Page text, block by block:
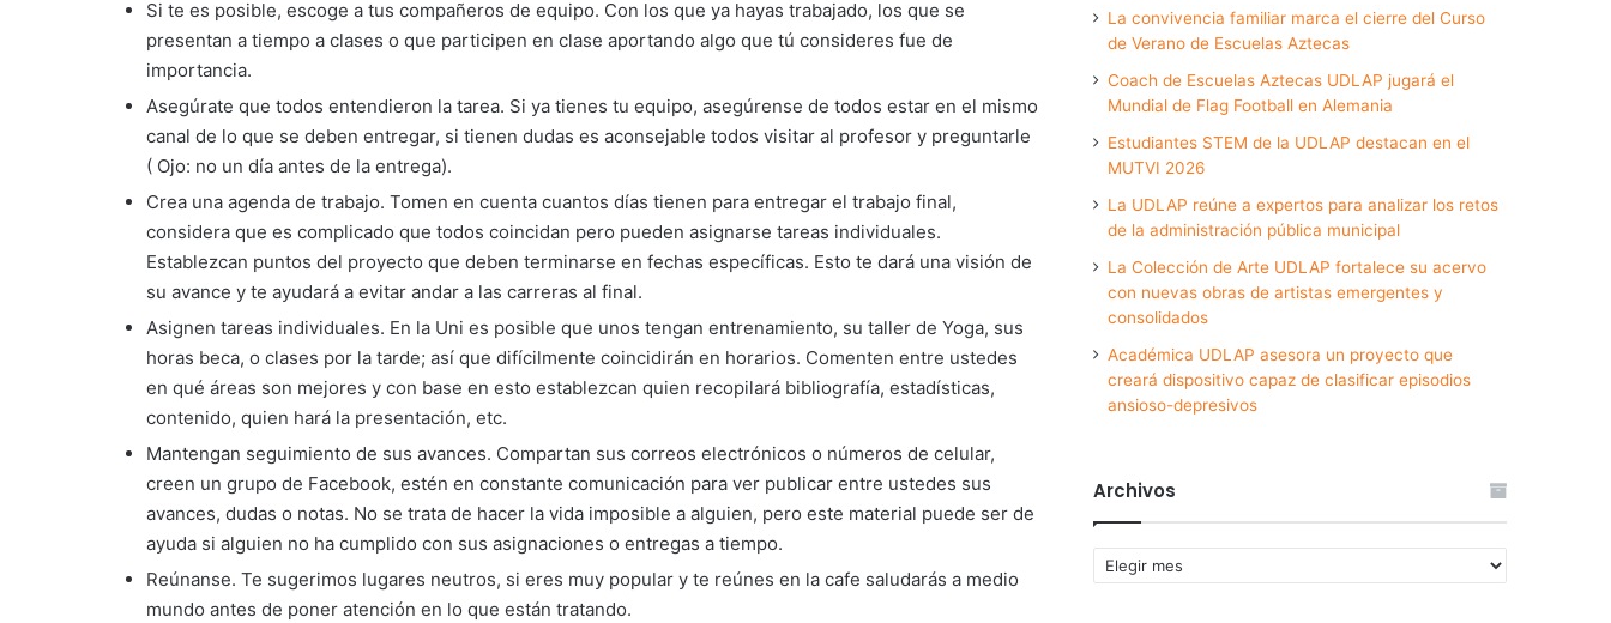
Si te es posible, escoge a tus compañeros de equipo. Con los que ya hayas trabajado, los que se
presentan a tiempo a clases o que participen en clase aportando algo que tú consideres fue de
importancia.
Asegúrate que todos entendieron la tarea. Si ya tienes tu equipo, asegúrense de todos estar en el mismo
canal de lo que se deben entregar, si tienen dudas es aconsejable todos visitar al profesor y preguntarle
( Ojo: no un día antes de la entrega).
Crea una agenda de trabajo. Tomen en cuenta cuantos días tienen para entregar el trabajo final,
considera que es complicado que todos coincidan pero pueden asignarse tareas individuales.
Establezcan puntos del proyecto que deben terminarse en fechas específicas. Esto te dará una visión de
su avance y te ayudará a evitar andar a las carreras al final.
Asignen tareas individuales. En la Uni es posible que unos tengan entrenamiento, su taller de Yoga, sus
horas beca, o clases por la tarde; así que difícilmente coincidirán en horarios. Comenten entre ustedes
en qué áreas son mejores y con base en esto establezcan quien recopilará bibliografía, estadísticas,
contenido, quien hará la presentación, etc.
Mantengan seguimiento de sus avances. Compartan sus correos electrónicos o números de celular,
creen un grupo de Facebook, estén en constante comunicación para ver publicar entre ustedes sus
avances, dudas o notas. No se trata de hacer la vida imposible a alguien, pero este material puede ser de
ayuda si alguien no ha cumplido con sus asignaciones o entregas a tiempo.
Reúnanse. Te sugerimos lugares neutros, si eres muy popular y te reúnes en la cafe saludarás a medio
mundo antes de poner atención en lo que están tratando.
La convivencia familiar marca el cierre del Curso
de Verano de Escuelas Aztecas
Coach de Escuelas Aztecas UDLAP jugará el
Mundial de Flag Football en Alemania
Estudiantes STEM de la UDLAP destacan en el
MUTVI 2026
La UDLAP reúne a expertos para analizar los retos
de la administración pública municipal
La Colección de Arte UDLAP fortalece su acervo
con nuevas obras de artistas emergentes y
consolidados
Académica UDLAP asesora un proyecto que
creará dispositivo capaz de clasificar episodios
ansioso-depresivos
Archivos
Archivos